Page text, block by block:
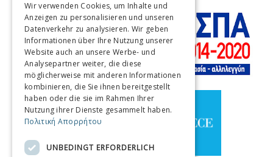
FRENCH
ITALIAN
GERMAN
SPANISH
CHINESE (SIMPLIFIED)
CHINESE
Wir verwenden Cookies, um Inhalte und
Anzeigen zu personalisieren und unseren
Datenverkehr zu analysieren. Wir geben
Informationen über Ihre Nutzung unserer
Website auch an unsere Werbe- und
Analysepartner weiter, die diese
möglicherweise mit anderen Informationen
kombinieren, die Sie ihnen bereitgestellt
haben oder die sie im Rahmen Ihrer
Nutzung ihrer Dienste gesammelt haben.
Πολιτική Απορρήτου
UNBEDINGT ERFORDERLICH